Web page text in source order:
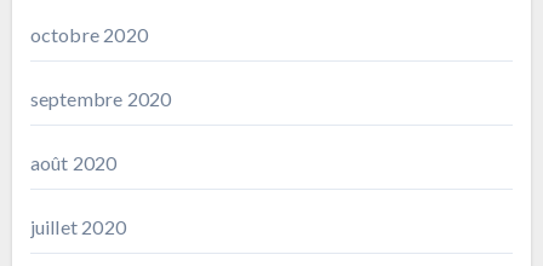
octobre 2020
septembre 2020
août 2020
juillet 2020